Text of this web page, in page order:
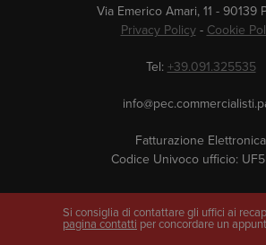
Si consiglia di contattare gli uffici ai
pagina contatti per concordare un
Via Emerico Amari, 11 - 90139
Privacy Policy- Cookie
Tel: +39.091.325535
Fatturazione Elettronica
Codice Univoco ufficio: